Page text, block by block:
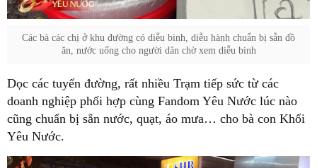
Các bà các chị ở khu đường có diễu binh, diễu hành chuẩn bị sẵn đồ
ăn, nước uống cho người dân chờ xem diễu binh
Dọc các tuyến đường, rất nhiều Trạm tiếp sức từ các
doanh nghiệp phối hợp cùng Fandom Yêu Nước lúc nào
cũng chuẩn bị sẵn nước, quạt, áo mưa… cho bà con Khối
Yêu Nước.